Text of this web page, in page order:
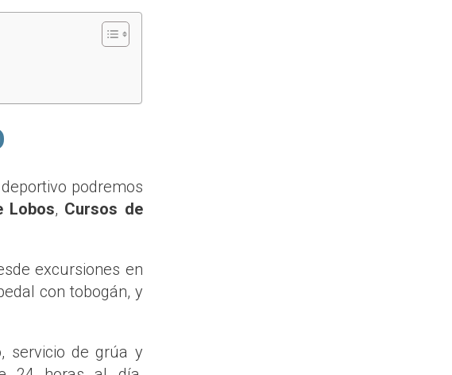
podremos
Lobos, Cursos de
excursiones en
con tobogán, y
servicio de grúa y